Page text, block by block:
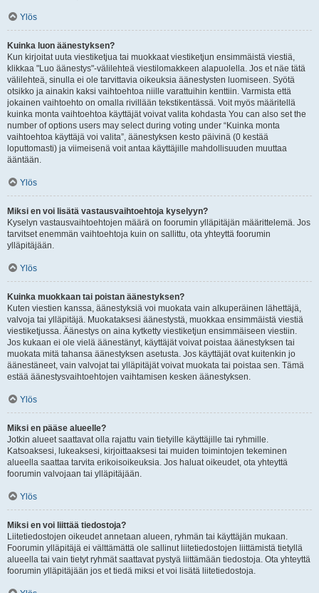
Ylös
Kuinka luon äänestyksen?
Kun kirjoitat uuta viestiketjua tai muokkaat viestiketjun ensimmäistä viestiä,
klikkaa "Luo äänestys"-välilehteä viestilomakkeen alapuolella. Jos et näe tätä
välilehteä, sinulla ei ole tarvittavia oikeuksia äänestysten luomiseen. Syötä
otsikko ja ainakin kaksi vaihtoehtoa niille varattuihin kenttiin. Varmista että
jokainen vaihtoehto on omalla rivillään tekstikentässä. Voit myös määritellä
kuinka monta vaihtoehtoa käyttäjät voivat valita kohdasta You can also set the
number of options users may select during voting under “Kuinka monta
vaihtoehtoa käyttäjä voi valita”, äänestyksen kesto päivinä (0 kestää
loputtomasti) ja viimeisenä voit antaa käyttäjille mahdollisuuden muuttaa
ääntään.
Ylös
Miksi en voi lisätä vastausvaihtoehtoja kyselyyn?
Kyselyn vastausvaihtoehtojen määrä on foorumin ylläpitäjän määrittelemä. Jos
tarvitset enemmän vaihtoehtoja kuin on sallittu, ota yhteyttä foorumin
ylläpitäjään.
Ylös
Kuinka muokkaan tai poistan äänestyksen?
Kuten viestien kanssa, äänestyksiä voi muokata vain alkuperäinen lähettäjä,
valvoja tai ylläpitäjä. Muokataksesi äänestystä, muokkaa ensimmäistä viestiä
viestiketjussa. Äänestys on aina kytketty viestiketjun ensimmäiseen viestiin.
Jos kukaan ei ole vielä äänestänyt, käyttäjät voivat poistaa äänestyksen tai
muokata mitä tahansa äänestyksen asetusta. Jos käyttäjät ovat kuitenkin jo
äänestäneet, vain valvojat tai ylläpitäjät voivat muokata tai poistaa sen. Tämä
estää äänestysvaihtoehtojen vaihtamisen kesken äänestyksen.
Ylös
Miksi en pääse alueelle?
Jotkin alueet saattavat olla rajattu vain tietyille käyttäjille tai ryhmille.
Katsoaksesi, lukeaksesi, kirjoittaaksesi tai muiden toimintojen tekeminen
alueella saattaa tarvita erikoisoikeuksia. Jos haluat oikeudet, ota yhteyttä
foorumin valvojaan tai ylläpitäjään.
Ylös
Miksi en voi liittää tiedostoja?
Liitetiedostojen oikeudet annetaan alueen, ryhmän tai käyttäjän mukaan.
Foorumin ylläpitäjä ei välttämättä ole sallinut liitetiedostojen liittämistä tietyllä
alueella tai vain tietyt ryhmät saattavat pystyä liittämään tiedostoja. Ota yhteyttä
foorumin ylläpitäjään jos et tiedä miksi et voi lisätä liitetiedostoja.